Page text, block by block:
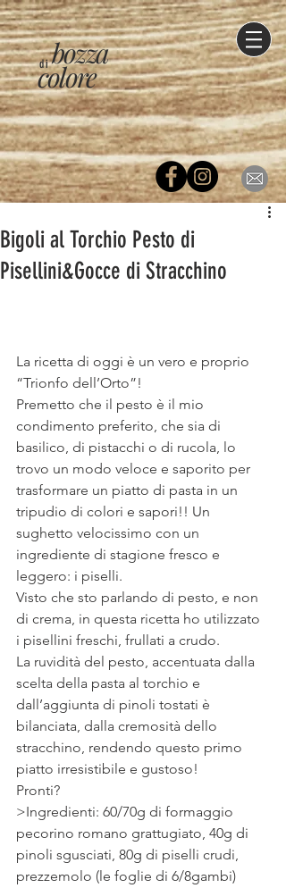
di
colore
bozza
Bigoli al Torchio Pesto di
Pisellini&Gocce di Stracchino
La ricetta di oggi è un vero e proprio
“Trionfo dell’Orto”!
Premetto che il pesto è il mio
condimento preferito, che sia di
basilico, di pistacchi o di rucola, lo
trovo un modo veloce e saporito per
trasformare un piatto di pasta in un
tripudio di colori e sapori!! Un
sughetto velocissimo con un
ingrediente di stagione fresco e
leggero: i piselli.
Visto che sto parlando di pesto, e non
di crema, in questa ricetta ho utilizzato
i pisellini freschi, frullati a crudo.
La ruvidità del pesto, accentuata dalla
scelta della pasta al torchio e
dall’aggiunta di pinoli tostati è
bilanciata, dalla cremosità dello
stracchino, rendendo questo primo
piatto irresistibile e gustoso!
Pronti?
>Ingredienti: 60/70g di formaggio
pecorino romano grattugiato, 40g di
pinoli sgusciati, 80g di piselli crudi,
prezzemolo (le foglie di 6/8gambi)